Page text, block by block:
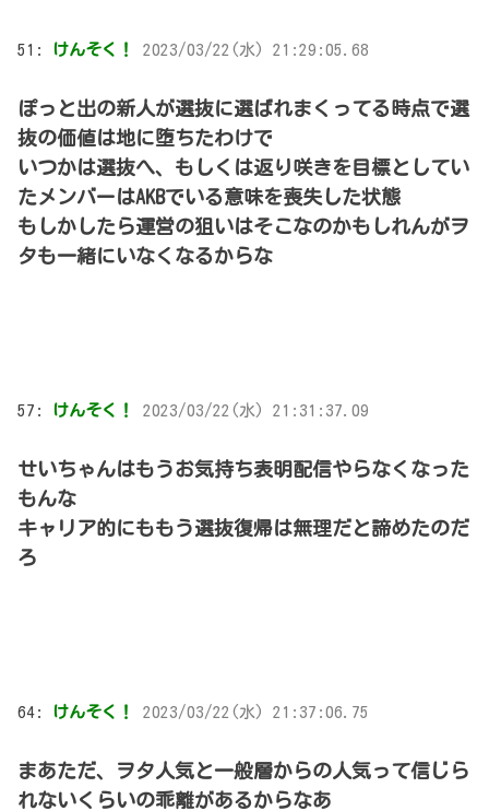
51: けんそく！ 2023/03/22(水) 21:29:05.68
ぽっと出の新人が選抜に選ばれまくってる時点で選
抜の価値は地に堕ちたわけで
いつかは選抜へ、もしくは返り咲きを目標としてい
たメンバーはAKBでいる意味を喪失した状態
もしかしたら運営の狙いはそこなのかもしれんがヲ
タも一緒にいなくなるからな
57: けんそく！ 2023/03/22(水) 21:31:37.09
せいちゃんはもうお気持ち表明配信やらなくなった
もんな
キャリア的にももう選抜復帰は無理だと諦めたのだ
ろ
64: けんそく！ 2023/03/22(水) 21:37:06.75
まあただ、ヲタ人気と一般層からの人気って信じら
れないくらいの乖離があるからなあ